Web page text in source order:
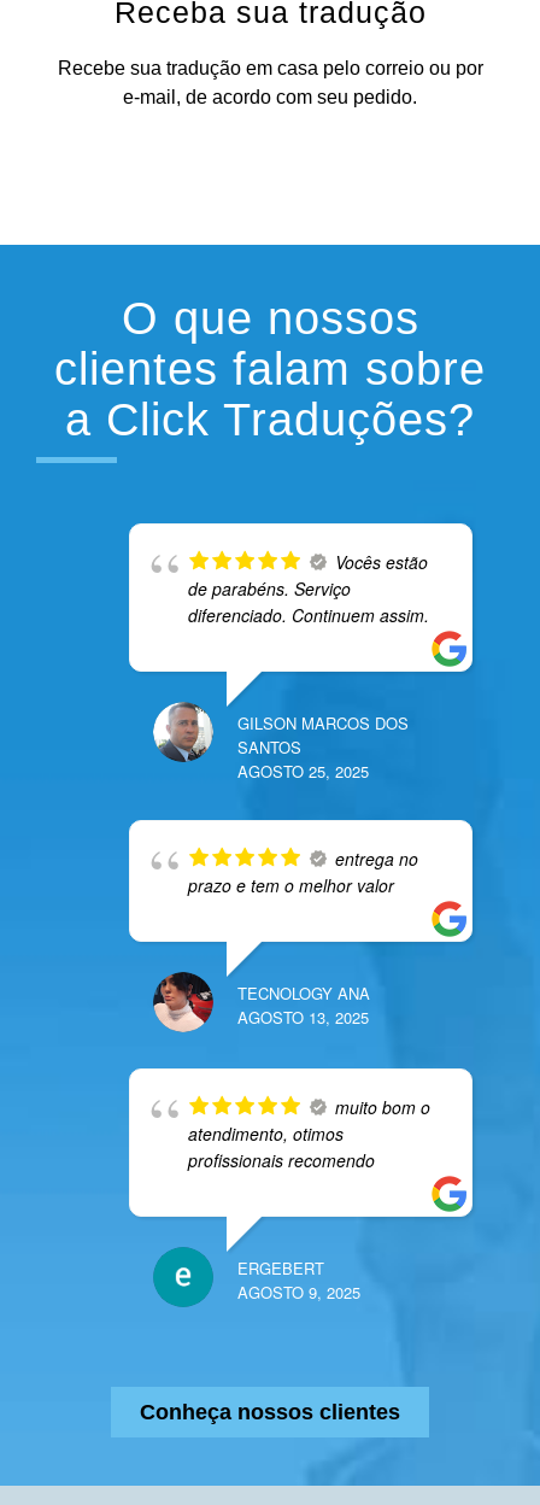
Receba sua tradução
Recebe sua tradução em casa pelo correio ou por
e-mail, de acordo com seu pedido.
O que nossos
clientes falam sobre
a Click Traduções?
Vocês estão
de parabéns. Serviço
diferenciado. Continuem assim.
GILSON MARCOS DOS
SANTOS
AGOSTO 25, 2025
entrega no
prazo e tem o melhor valor
TECNOLOGY ANA
AGOSTO 13, 2025
muito bom o
atendimento, otimos
profissionais recomendo
ERGEBERT
AGOSTO 9, 2025
Conheça nossos clientes